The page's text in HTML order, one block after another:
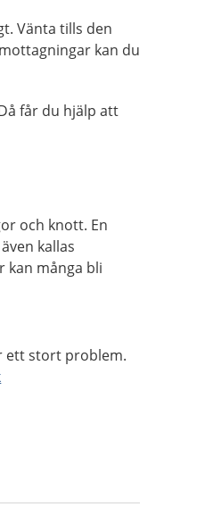
Vänta tills den
kan du
får du hjälp att
och knott. En
kallas
kan många bli
ett stort problem.